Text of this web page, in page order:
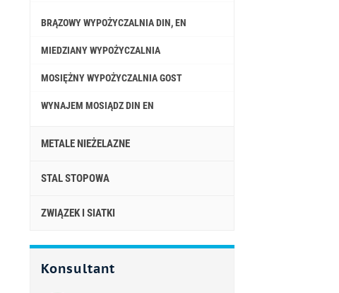
BRĄZOWY WYPOŻYCZALNIA DIN, EN
MIEDZIANY WYPOŻYCZALNIA
MOSIĘŻNY WYPOŻYCZALNIA GOST
WYNAJEM MOSIĄDZ DIN EN
METALE NIEŻELAZNE
STAL STOPOWA
ZWIĄZEK I SIATKI
Konsultant